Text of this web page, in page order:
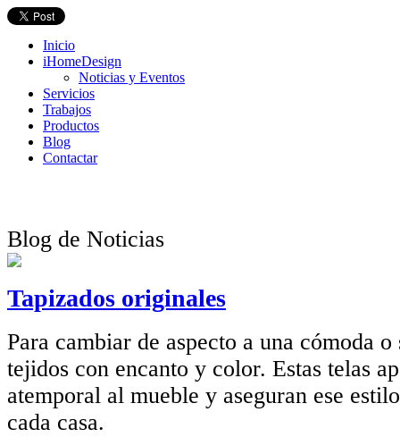
Inicio
iHomeDesign
Noticias y Eventos
Servicios
Trabajos
Productos
Blog
Contactar
Blog de Noticias
Tapizados originales
Para cambiar de aspecto a una cómoda
tejidos con encanto y color. Estas telas
atemporal al mueble y aseguran ese
cada casa.